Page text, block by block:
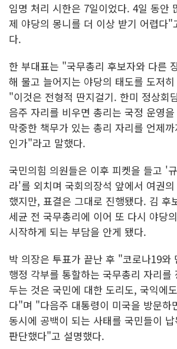
임명 처리 시한은 7일이었다. 4일 동안
제 야당의 몽니를 더 이상 받기 어렵다"
다.
한 부대표는 "국무총리 후보자와 다른
해 물고 늘어지는 야당의 태도를 도저
"이것은 전형적 딴지걸기. 한미 정상회
음주 자리를 비우면 총리는 국정 운영
막중한 책무가 있는 총리 자리를 언제
인가"라고 말했다.
국민의힘 의원들은 이후 피켓을 들고 '
라'를 외치며 국회의장석 앞에서 여권
했지만, 표결은 그대로 진행됐다. 김 후
세균 전 국무총리에 이어 또 다시 야당
시작하게 되는 부담을 안게 됐다.
박 의장은 투표가 끝난 후 "코로나19와
행정 각부를 통할하는 국무총리 자리를
두는 것은 국민에 대한 도리도, 국익에
다"며 "다음주 대통령이 미국을 방문하
동시에 공백이 되는 사태를 국민들이
판단했다"고 설명했다.